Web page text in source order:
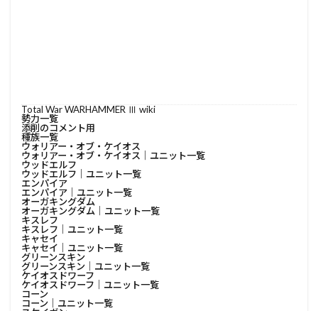
Total War WARHAMMER Ⅲ wiki
勢力一覧
添削のコメント用
種族一覧
ウォリアー・オブ・ケイオス
ウォリアー・オブ・ケイオス│ユニット一覧
ウッドエルフ
ウッドエルフ│ユニット一覧
エンパイア
エンパイア│ユニット一覧
オーガキングダム
オーガキングダム│ユニット一覧
キスレフ
キスレフ│ユニット一覧
キャセイ
キャセイ│ユニット一覧
グリーンスキン
グリーンスキン│ユニット一覧
ケイオスドワーフ
ケイオスドワーフ│ユニット一覧
コーン
コーン│ユニット一覧